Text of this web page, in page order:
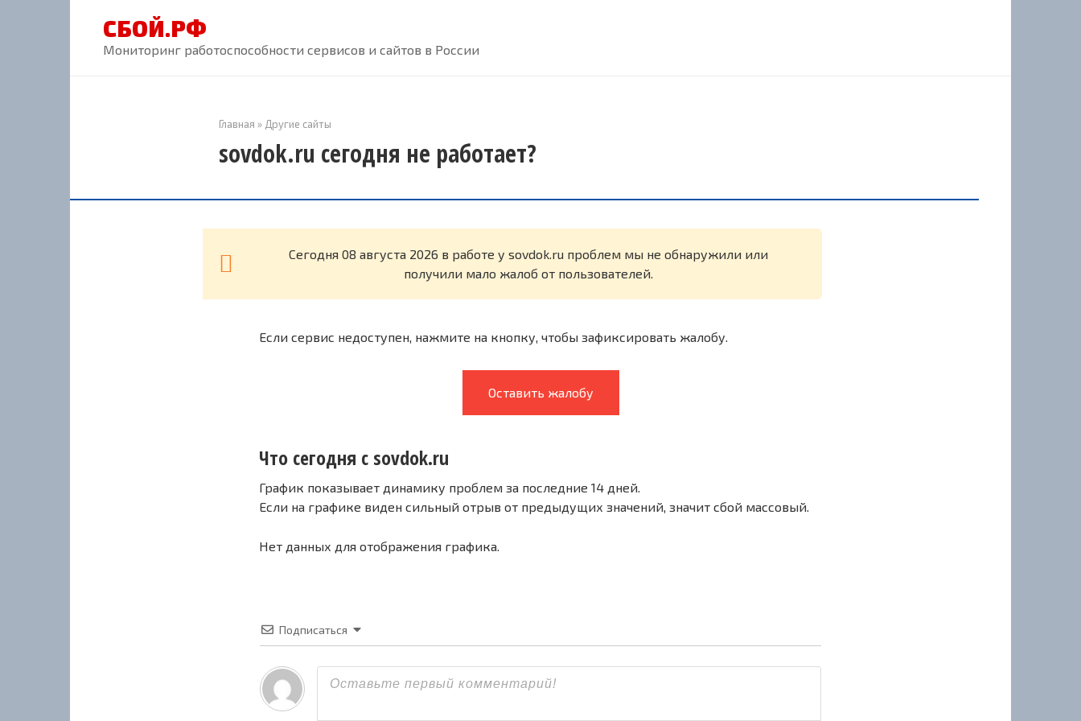
СБОЙ.РФ
Мониторинг работоспособности сервисов и сайтов в России
Главная » Другие сайты
sovdok.ru сегодня не работает?
Cегодня 08 августа 2026 в работе у sovdok.ru проблем мы не обнаружили или
получили мало жалоб от пользователей.
Если сервис недоступен, нажмите на кнопку, чтобы зафиксировать жалобу.
Оставить жалобу
Что сегодня с sovdok.ru
График показывает динамику проблем за последние 14 дней.
Если на графике виден сильный отрыв от предыдущих значений, значит сбой массовый.
Нет данных для отображения графика.
Подписаться